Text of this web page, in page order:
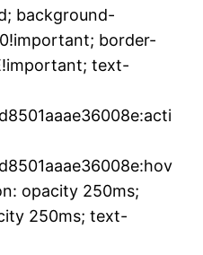
background-
border-
text-
opacity 250ms;
250ms; text-